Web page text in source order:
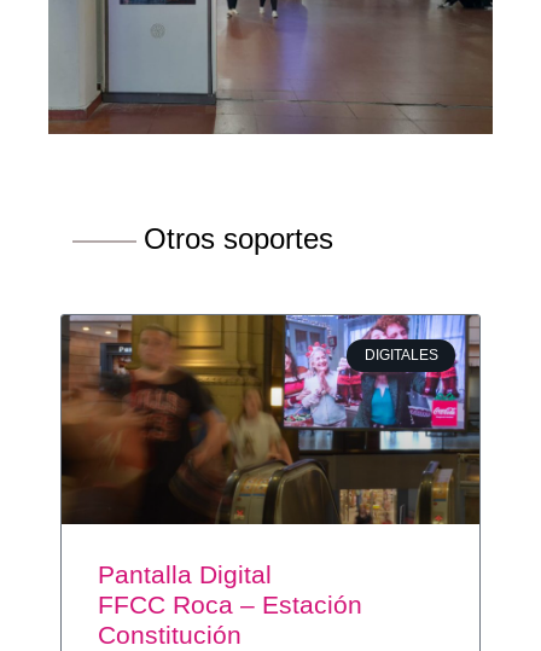
Otros soportes
DIGITALES
Pantalla Digital
FFCC Roca – Estación
Constitución